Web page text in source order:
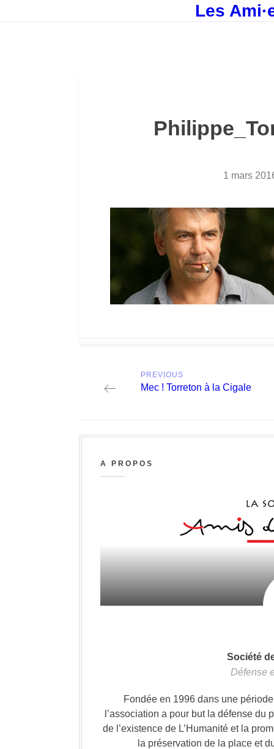
Les
1 mars
navigation
PREVIOUS
Previous
Mec ! Torreton à la Cigale
A PROPOS
Société
Défense
Fondée en 1996 dans une
l’association a pour but la défense
de l’existence de L’Humanité et la
la préservation de la place et